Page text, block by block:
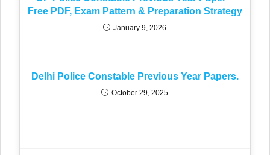
Free PDF, Exam Pattern & Preparation Strategy
January 9, 2026
Delhi Police Constable Previous Year Papers.
October 29, 2025